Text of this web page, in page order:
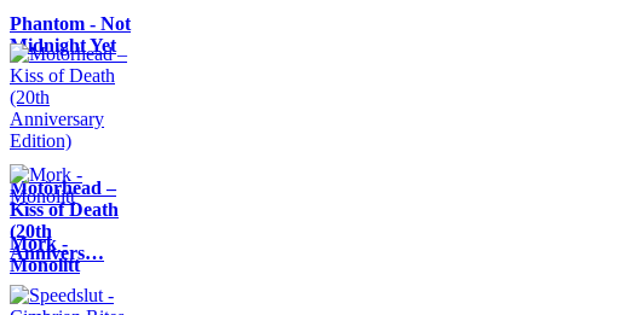
Phantom - Not
Midnight Yet
Motörhead –
Kiss of Death
(20th
Annivers…
Mork -
Monolitt